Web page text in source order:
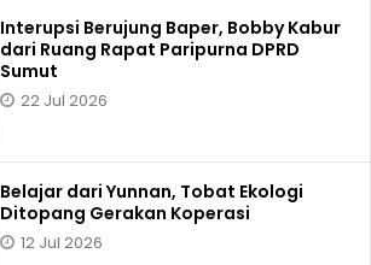
Interupsi Berujung Baper, Bobby Kabur
dari Ruang Rapat Paripurna DPRD
Sumut
22 Jul 2026
Belajar dari Yunnan, Tobat Ekologi
Ditopang Gerakan Koperasi
12 Jul 2026